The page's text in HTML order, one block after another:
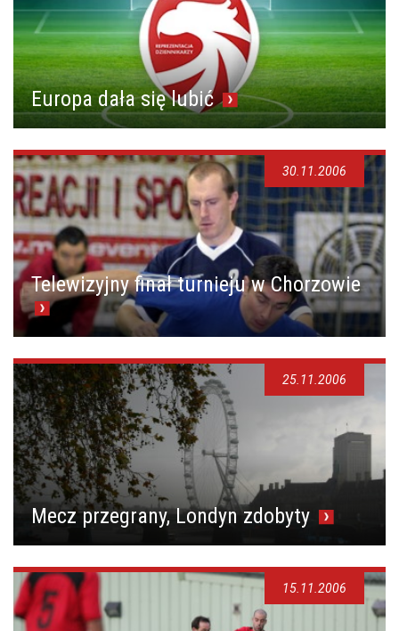
Europa dała się lubić
Telewizyjny finał turnieju w Chorzowie
30.11.2006
Mecz przegrany, Londyn zdobyty
25.11.2006
15.11.2006